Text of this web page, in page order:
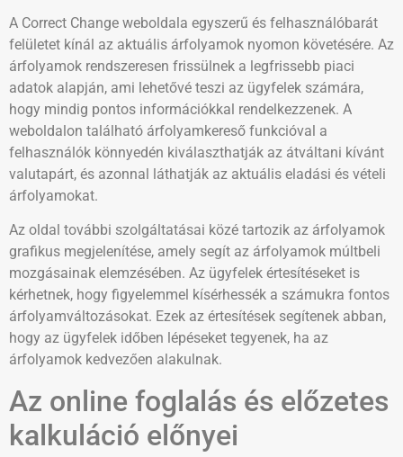
A Correct Change weboldala egyszerű és felhasználóbarát
felületet kínál az aktuális árfolyamok nyomon követésére. Az
árfolyamok rendszeresen frissülnek a legfrissebb piaci
adatok alapján, ami lehetővé teszi az ügyfelek számára,
hogy mindig pontos információkkal rendelkezzenek. A
weboldalon található árfolyamkereső funkcióval a
felhasználók könnyedén kiválaszthatják az átváltani kívánt
valutapárt, és azonnal láthatják az aktuális eladási és vételi
árfolyamokat.
Az oldal további szolgáltatásai közé tartozik az árfolyamok
grafikus megjelenítése, amely segít az árfolyamok múltbeli
mozgásainak elemzésében. Az ügyfelek értesítéseket is
kérhetnek, hogy figyelemmel kísérhessék a számukra fontos
árfolyamváltozásokat. Ezek az értesítések segítenek abban,
hogy az ügyfelek időben lépéseket tegyenek, ha az
árfolyamok kedvezően alakulnak.
Az online foglalás és előzetes
kalkuláció előnyei